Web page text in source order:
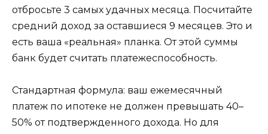
отбросьте 3 самых удачных месяца. Посчитайте
средний доход за оставшиеся 9 месяцев. Это и
есть ваша «реальная» планка. От этой суммы
банк будет считать платежеспособность.
Стандартная формула: ваш ежемесячный
платеж по ипотеке не должен превышать 40–
50% от подтвержденного дохода. Но для